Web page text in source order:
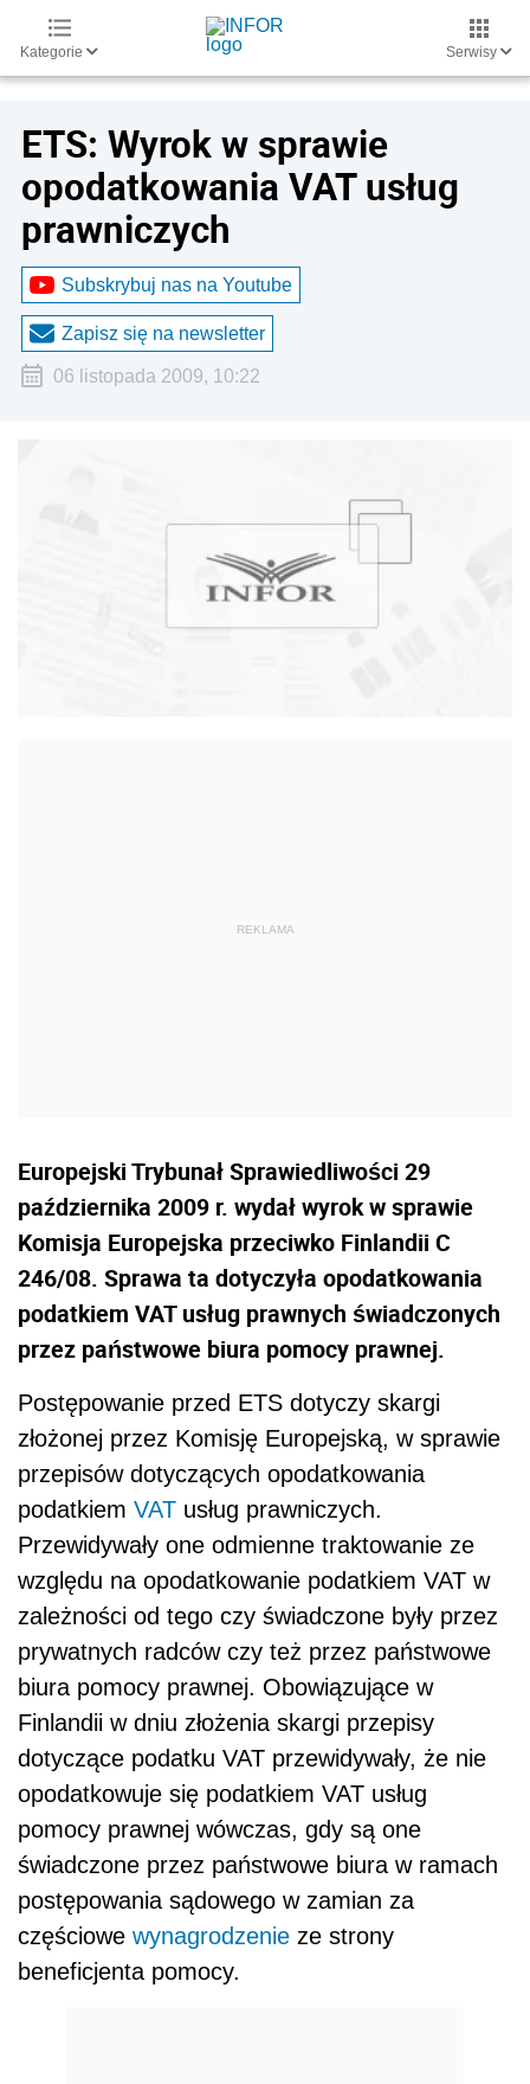
Kategorie Serwisy
ETS: Wyrok w sprawie
opodatkowania VAT usług
prawniczych
Subskrybuj nas na Youtube
Zapisz się na newsletter
06 listopada 2009, 10:22
Europejski Trybunał Sprawiedliwości 29
października 2009 r. wydał wyrok w sprawie
Komisja Europejska przeciwko Finlandii C
246/08. Sprawa ta dotyczyła opodatkowania
podatkiem VAT usług prawnych świadczonych
przez państwowe biura pomocy prawnej.
Postępowanie przed ETS dotyczy skargi
złożonej przez Komisję Europejską, w sprawie
przepisów dotyczących opodatkowania
podatkiem VAT usług prawniczych.
Przewidywały one odmienne traktowanie ze
względu na opodatkowanie podatkiem VAT w
zależności od tego czy świadczone były przez
prywatnych radców czy też przez państwowe
biura pomocy prawnej. Obowiązujące w
Finlandii w dniu złożenia skargi przepisy
dotyczące podatku VAT przewidywały, że nie
opodatkowuje się podatkiem VAT usług
pomocy prawnej wówczas, gdy są one
świadczone przez państwowe biura w ramach
postępowania sądowego w zamian za
częściowe wynagrodzenie ze strony
beneficjenta pomocy.